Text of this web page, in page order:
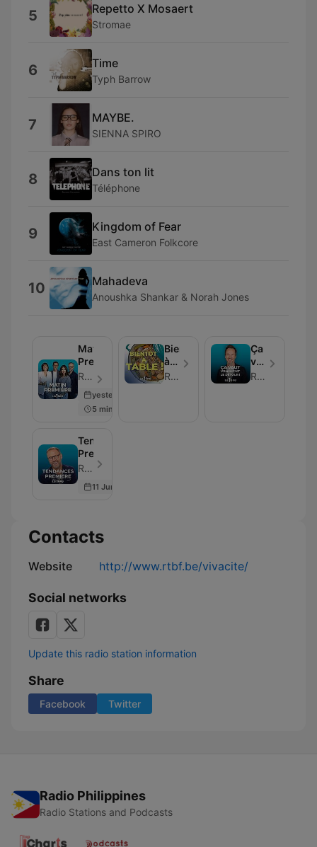
5 Repetto X Mosaert
Stromae
6 Time
Typh Barrow
7 MAYBE.
SIENNA SPIRO
8 Dans ton lit
Téléphone
9 Kingdom of Fear
East Cameron Folkcore
10 Mahadeva
Anoushka Shankar & Norah Jones
Matin
Première
RTBF - Episode 107
yesterday
5 min
Bientôt
à
table
RTBF
Ça
vaut
vraiment
RTBF
Tendances
Première
RTBF - Episode 69
11 Jun 2026
Contacts
Website http://www.rtbf.be/vivacite/
Social networks
Update this radio station information
Share
Facebook Twitter
Radio Philippines
Radio Stations and Podcasts